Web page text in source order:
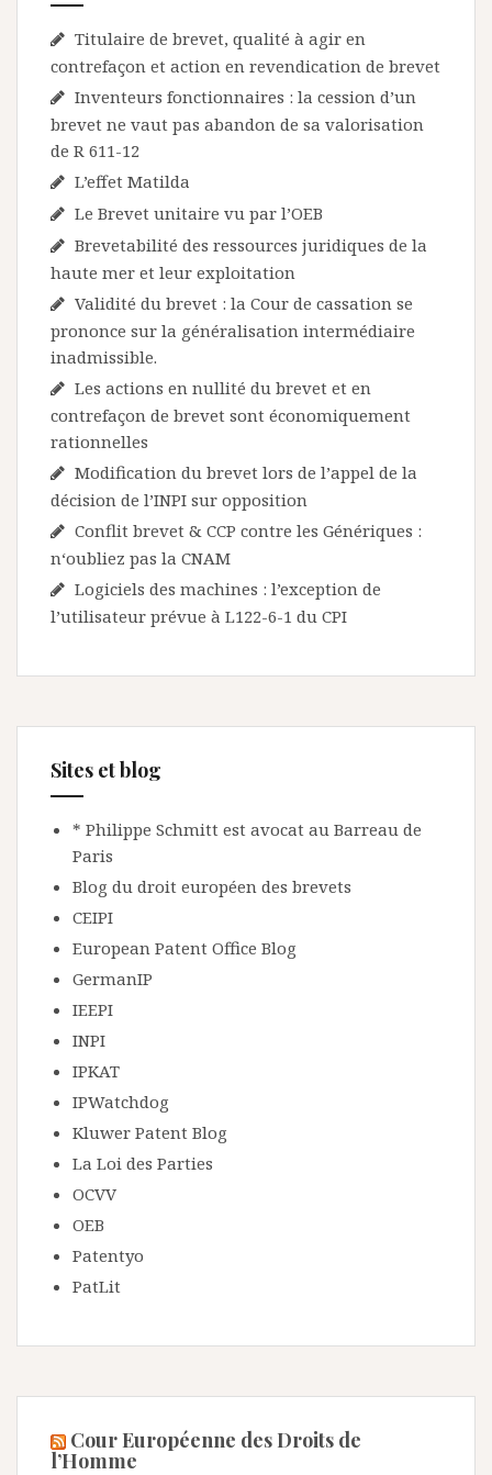
Titulaire de brevet, qualité à agir en
contrefaçon et action en revendication de brevet
Inventeurs fonctionnaires : la cession d’un
brevet ne vaut pas abandon de sa valorisation
de R 611-12
L’effet Matilda
Le Brevet unitaire vu par l’OEB
Brevetabilité des ressources juridiques de la
haute mer et leur exploitation
Validité du brevet : la Cour de cassation se
prononce sur la généralisation intermédiaire
inadmissible.
Les actions en nullité du brevet et en
contrefaçon de brevet sont économiquement
rationnelles
Modification du brevet lors de l’appel de la
décision de l’INPI sur opposition
Conflit brevet & CCP contre les Génériques :
n‘oubliez pas la CNAM
Logiciels des machines : l’exception de
l’utilisateur prévue à L122-6-1 du CPI
Sites et blog
* Philippe Schmitt est avocat au Barreau de
Paris
Blog du droit européen des brevets
CEIPI
European Patent Office Blog
GermanIP
IEEPI
INPI
IPKAT
IPWatchdog
Kluwer Patent Blog
La Loi des Parties
OCVV
OEB
Patentyo
PatLit
Cour Européenne des Droits de
l’Homme